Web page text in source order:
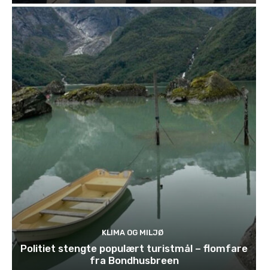
KLIMA OG MILJØ
Politiet stengte populært turistmål – flomfare
fra Bondhusbreen